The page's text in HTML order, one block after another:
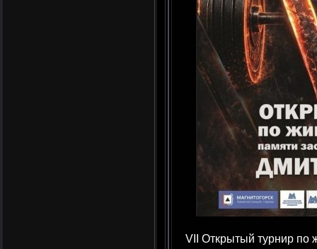
VII Открытый турнир по